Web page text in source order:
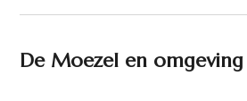
De Moezel en omgeving